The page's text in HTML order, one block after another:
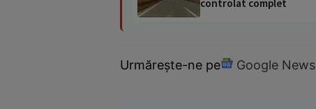
controlat complet
Urmărește-ne pe Google News